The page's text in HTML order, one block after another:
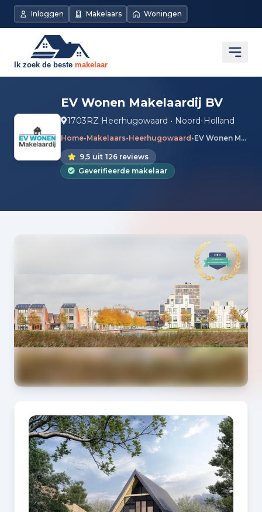
Inloggen Makelaars Woningen
EV Wonen Makelaardij BV
1703RZ Heerhugowaard • Noord-Holland
Home•Makelaars•Heerhugowaard • EV Wonen Makelaardij BV
9,5 uit 126 reviews
Geverifieerde makelaar